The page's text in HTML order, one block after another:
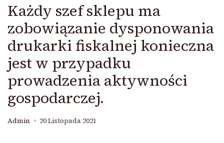
Każdy szef sklepu ma
zobowiązanie dysponowania
drukarki fiskalnej konieczna
jest w przypadku
prowadzenia aktywności
gospodarczej.
Admin 20 Listopada 2021